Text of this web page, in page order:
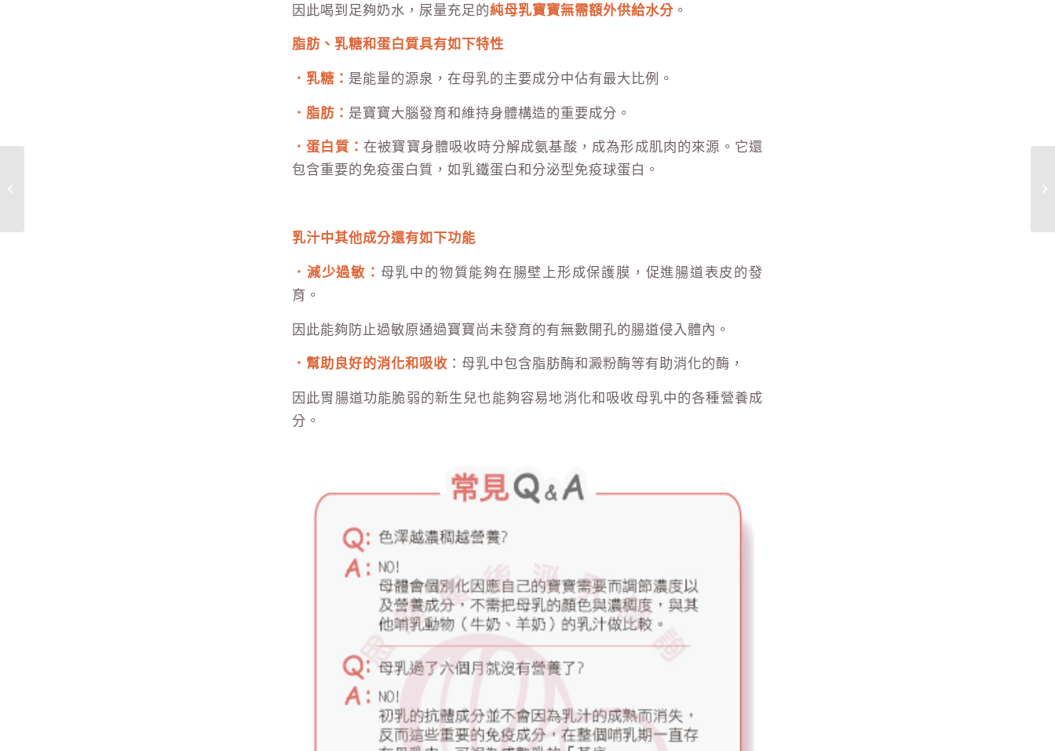
因此喝到足夠奶水，尿量充足的純母乳寶寶無需額外供給水分 。
脂肪、乳糖和蛋白質具有如下特性
．乳糖： 是能量的源泉，在母乳的主要成分中佔有最大比例。
．脂肪： 是寶寶大腦發育和維持身體構造的重要成分。
．蛋白質： 在被寶寶身體吸收時分解成氨基酸，成為形成肌肉的來源。它還
包含重要的免疫蛋白質，如乳鐵蛋白和分泌型免疫球蛋白。
乳汁中其他成分還有如下功能
．減少過敏： 母乳中的物質能夠在腸壁上形成保護膜，促進腸道表皮的發
育。
因此能夠防止過敏原通過寶寶尚未發育的有無數開孔的腸道侵入體內。
． 幫助良好的消化和吸收 ：母乳中包含脂肪酶和澱粉酶等有助消化的酶，
因此胃腸道功能脆弱的新生兒也能夠容易地消化和吸收母乳中的各種營養成
分。